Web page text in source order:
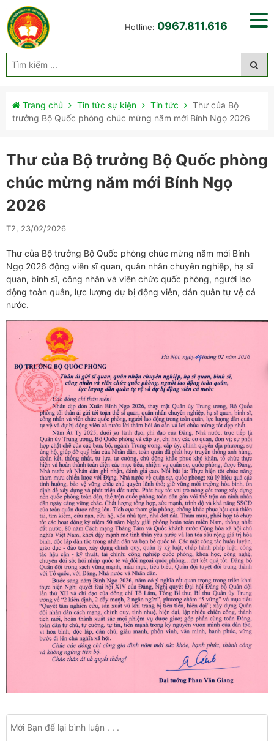
Hotline: 0967.811.616
Trang chủ Tin tức sự kiện Tin tức
Thư của Bộ
trưởng Bộ Quốc phòng chúc mừng năm mới Bính Ngọ 2026
Thư của Bộ trưởng Bộ Quốc phòng
chúc mừng năm mới Bính Ngọ
2026
T2, 23/02/2026
Thư của Bộ trưởng Bộ Quốc phòng chúc mừng năm mới Bính
Ngọ 2026 động viên sĩ quan, quân nhân chuyên nghiệp, hạ sĩ
quan, binh sĩ, công nhân và viên chức quốc phòng, người lao
động toàn quân, lực lượng dự bị động viên, dân quân tự vệ cả
nước.